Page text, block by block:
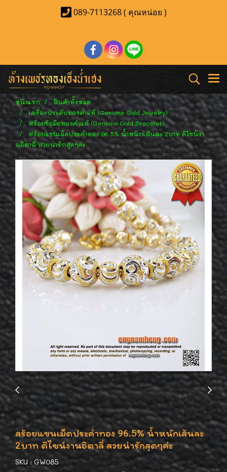
089-7113268 ( คุณหน่อย )
หน้าแรก
สินค้าทั้งหมด
เครื่องประดับทองคำแท้ (Genuine Gold Jewelry)
สร้อยข้อมือทองคำแท้ (Genuine Gold Bracelet)
สร้อยแขนเม็ดประคำทอง 96.5% น้ำหนักเส้นละ 2บาท ดีไซน์งา
นอิตาลี่ สวยน่ารักสุดๆค่ะ
สร้อยแขนเม็ดประคำทอง 96.5% น้ำหนักเส้นละ
2บาท ดีไซน์งานอิตาลี่ สวยน่ารักสุดๆค่ะ
SKU : GW085